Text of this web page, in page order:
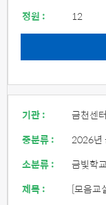
정원 :
12
기관 :
금천센터
중분류 :
2026년
소분류 :
금빛학교
제목 :
[모음교